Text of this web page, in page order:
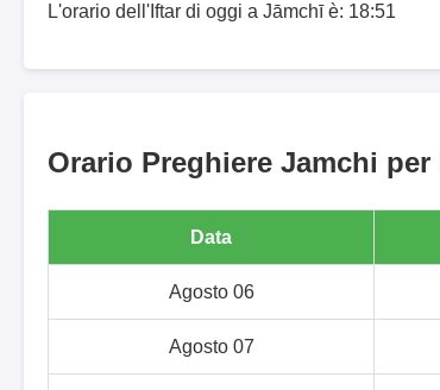
L'orario dell'Iftar di oggi a Jāmchī è: 18:51
Orario Preghiere Jamchi
Data
Agosto 06
Agosto 07